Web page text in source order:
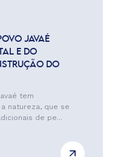
JAVAÉ
E DO
DO
tem
natureza, que se
de pe...